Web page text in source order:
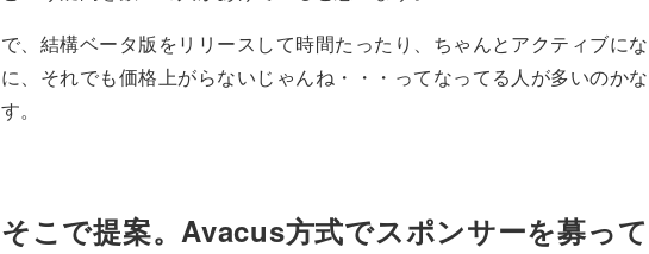
で、結構ベータ版をリリースして時間たったり、ちゃんとアクティブに
に、それでも価格上がらないじゃんね・・・ってなってる人が多いのか
す。
そこで提案。Avacus方式でスポンサーを募っ